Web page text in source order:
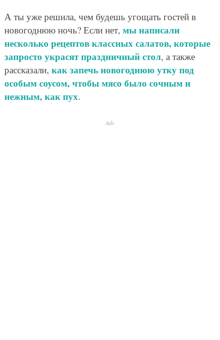
А ты уже решила, чем будешь угощать гостей в
новогоднюю ночь? Если нет, мы написали
несколько рецептов классных салатов, которые
запросто украсят праздничный стол, а также
рассказали, как запечь новогоднюю утку под
особым соусом, чтобы мясо было сочным и
нежным, как пух.
Ads